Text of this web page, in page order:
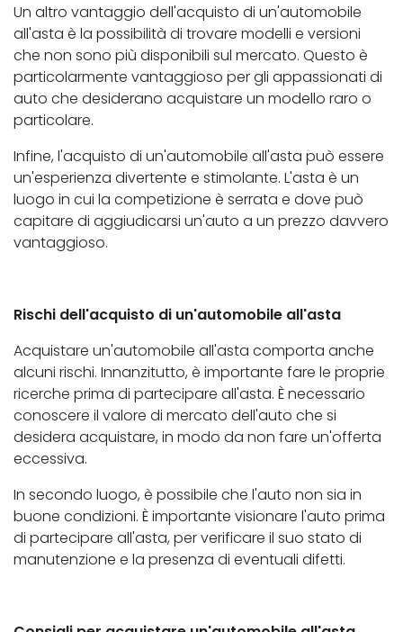
Un altro vantaggio dell'acquisto di un'automobile
all'asta è la possibilità di trovare modelli e versioni
che non sono più disponibili sul mercato. Questo è
particolarmente vantaggioso per gli appassionati di
auto che desiderano acquistare un modello raro o
particolare.
Infine, l'acquisto di un'automobile all'asta può essere
un'esperienza divertente e stimolante. L'asta è un
luogo in cui la competizione è serrata e dove può
capitare di aggiudicarsi un'auto a un prezzo davvero
vantaggioso.
Rischi dell'acquisto di un'automobile all'asta
Acquistare un'automobile all'asta comporta anche
alcuni rischi. Innanzitutto, è importante fare le proprie
ricerche prima di partecipare all'asta. È necessario
conoscere il valore di mercato dell'auto che si
desidera acquistare, in modo da non fare un'offerta
eccessiva.
In secondo luogo, è possibile che l'auto non sia in
buone condizioni. È importante visionare l'auto prima
di partecipare all'asta, per verificare il suo stato di
manutenzione e la presenza di eventuali difetti.